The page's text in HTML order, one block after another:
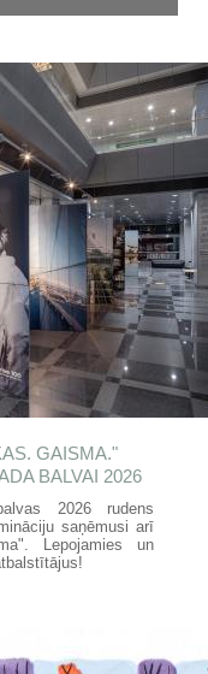
GAISMA."
BALVAI 2026
2026 rudens
saņēmusi arī
Lepojamies un